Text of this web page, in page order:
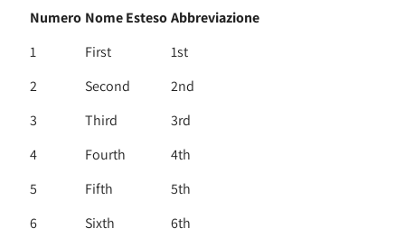
Numero Nome EstesoAbbreviazione
1
First
1st
2
Second
2nd
3
Third
3rd
4
Fourth
4th
5
Fifth
5th
6
Sixth
6th